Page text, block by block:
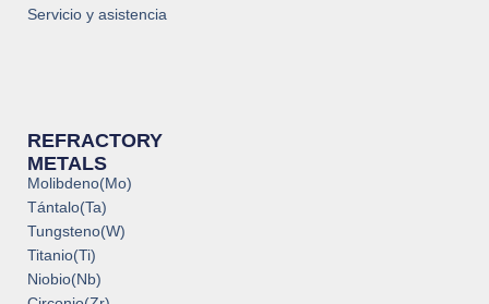
REFRACTORY
METALS
Molibdeno(Mo)
Tántalo(Ta)
Tungsteno(W)
Titanio(Ti)
Niobio(Nb)
Servicio y asistencia